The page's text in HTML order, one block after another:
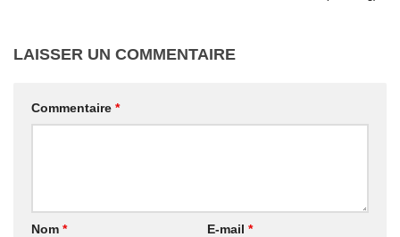
LAISSER UN COMMENTAIRE
Commentaire *
Nom * E-mail *